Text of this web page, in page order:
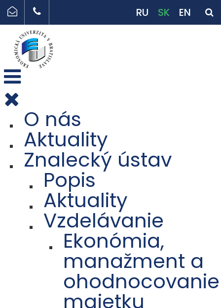
RU SK EN
O nás
Aktuality
Znalecký ústav
Popis
Aktuality
Vzdelávanie
Ekonómia,
manažment a
ohodnocovanie
majetku